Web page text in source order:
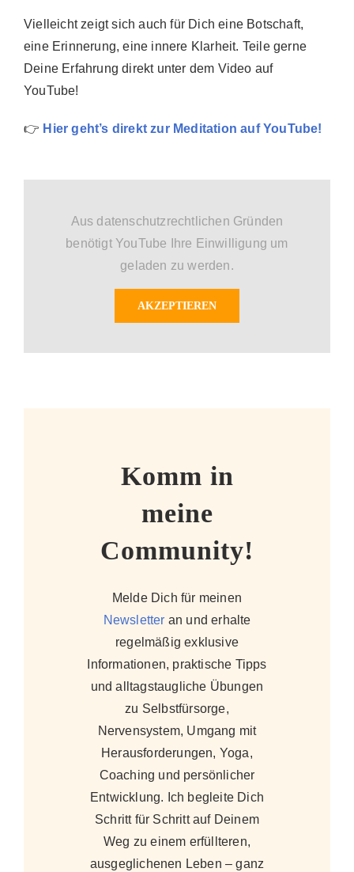
Vielleicht zeigt sich auch für Dich eine Botschaft,
eine Erinnerung, eine innere Klarheit. Teile gerne
Deine Erfahrung direkt unter dem Video auf
YouTube!
👉 Hier geht’s direkt zur Meditation auf YouTube!
Aus datenschutzrechtlichen Gründen
benötigt YouTube Ihre Einwilligung um
geladen zu werden.
AKZEPTIEREN
Komm in
meine
Community!
Melde Dich für meinen
Newsletter an und erhalte
regelmäßig exklusive
Informationen, praktische Tipps
und alltagstaugliche Übungen
zu Selbstfürsorge,
Nervensystem, Umgang mit
Herausforderungen, Yoga,
Coaching und persönlicher
Entwicklung. Ich begleite Dich
Schritt für Schritt auf Deinem
Weg zu einem erfüllteren,
ausgeglichenen Leben – ganz